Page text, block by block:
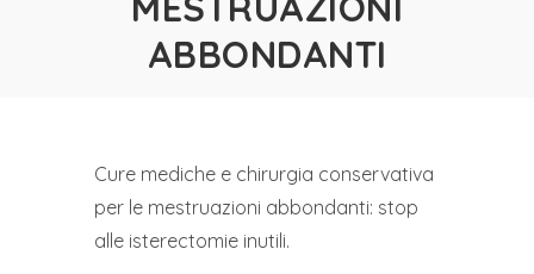
ABBONDANTI
Cure mediche e chirurgia conservativa
per le mestruazioni abbondanti: stop
alle isterectomie inutili.